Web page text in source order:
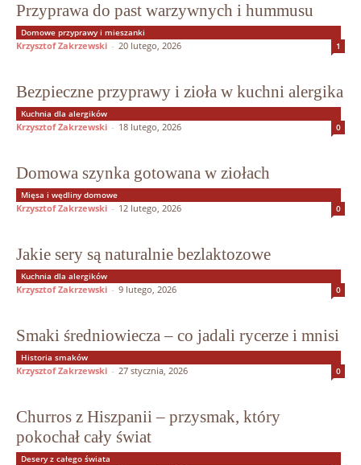
Przyprawa do past warzywnych i hummusu
Domowe przyprawy i mieszanki
Krzysztof Zakrzewski - 20 lutego, 2026 1
Bezpieczne przyprawy i zioła w kuchni alergika
Kuchnia dla alergików
Krzysztof Zakrzewski - 18 lutego, 2026 0
Domowa szynka gotowana w ziołach
Mięsa i wędliny domowe
Krzysztof Zakrzewski - 12 lutego, 2026 0
Jakie sery są naturalnie bezlaktozowe
Kuchnia dla alergików
Krzysztof Zakrzewski - 9 lutego, 2026 0
Smaki średniowiecza – co jadali rycerze i mnisi
Historia smaków
Krzysztof Zakrzewski - 27 stycznia, 2026 0
Churros z Hiszpanii – przysmak, który
pokochał cały świat
Desery z całego świata